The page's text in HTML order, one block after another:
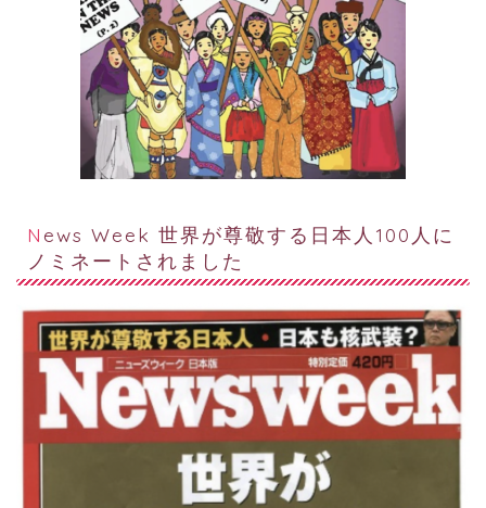
News Week 世界が尊敬する日本人100人に
ノミネートされました